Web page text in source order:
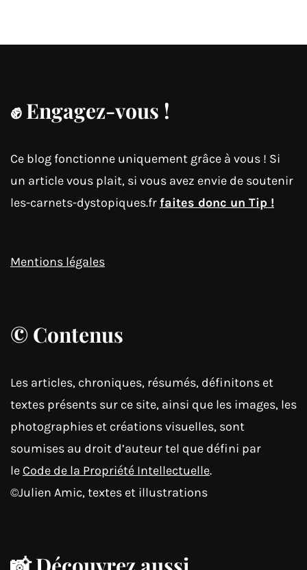
✊Engagez-vous !
Ce blog fonctionne uniquement grâce à vous ! Si
un article vous plait, si vous avez envie de soutenir
les-carnets-dystopiques.fr faites donc un Tip !
Mentions légales
© Contenus
Les articles, chroniques, résumés, définitons et
textes présents sur ce site, ainsi que les images, les
photographies et créations visuelles, sont
soumises au droit d’auteur tel que défini par
le Code de la Propriété Intellectuelle.
©Julien Amic, textes et illustrations